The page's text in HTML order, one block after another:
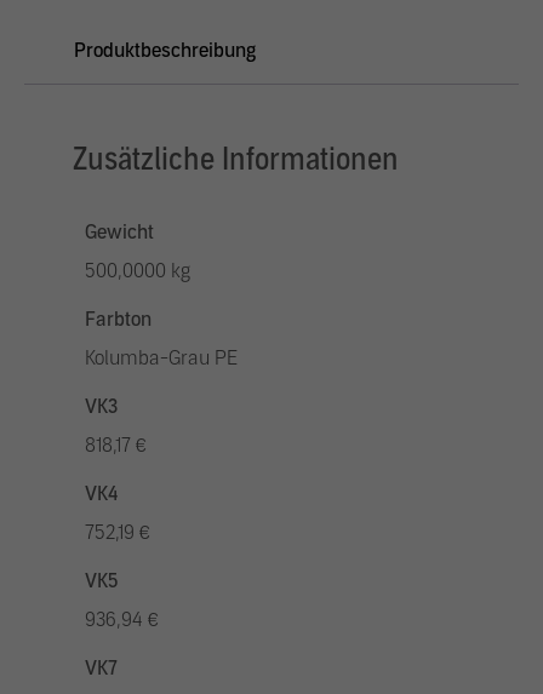
Produktbeschreibung
Zusätzliche Informationen
Gewicht
500,0000 kg
Farbton
Kolumba-Grau PE
VK3
818,17 €
VK4
752,19 €
VK5
936,94 €
VK7